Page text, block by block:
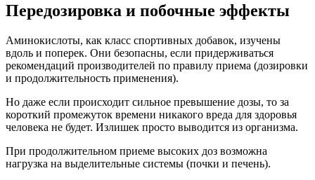
Передозировка и побочные эффекты
Аминокислоты, как класс спортивных добавок, изучены
вдоль и поперек. Они безопасны, если придерживаться
рекомендаций производителей по правилу приема (дозировки
и продолжительность применения).
Но даже если происходит сильное превышение дозы, то за
короткий промежуток времени никакого вреда для здоровья
человека не будет. Излишек просто выводится из организма.
При продолжительном приеме высоких доз возможна
нагрузка на выделительные системы (почки и печень).